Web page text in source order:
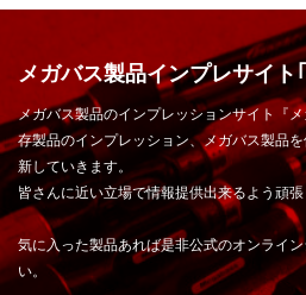
メガバス製品インプレサイト
メガバス製品のインプレッションサイト『
存製品のインプレッション、メガバス製品
新していきます。
皆さんに近い立場で情報提供出来るよう頑
気に入った製品あれば是非公式のオンライ
い。